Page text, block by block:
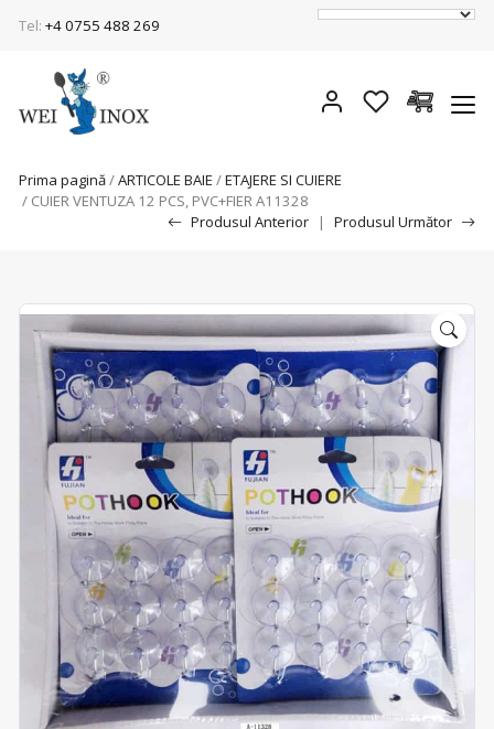
Tel: +4 0755 488 269
Prima pagină/ARTICOLE BAIE /ETAJERE SI CUIERE
/ CUIER VENTUZA 12 PCS, PVC+FIER A11328
Produsul Anterior
| Produsul Următor